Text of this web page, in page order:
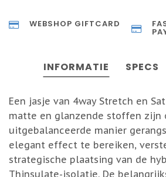
WEBSHOP GIFTCARD
INFORMATIE SPECS
Een jasje van 4way Stretch en
matte en glanzende stoffen zijn
uitgebalanceerde manier
elegant effect te bereiken,
strategische plaatsing van de
Thinsulate-isolatie. De